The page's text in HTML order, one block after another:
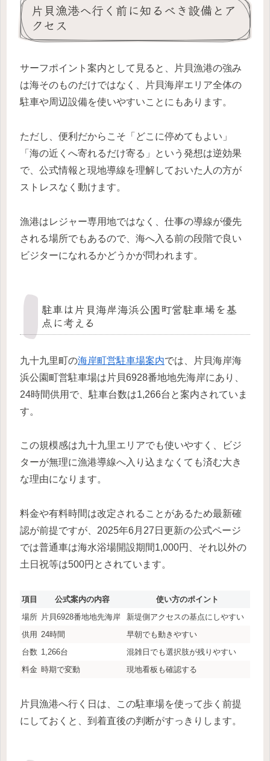
片貝漁港へ行く前に知るべき設備とア
クセス
サーフポイント案内として見ると、片貝漁港の強み
は海そのものだけではなく、片貝海岸エリア全体の
駐車や周辺設備を使いやすいことにもあります。
ただし、便利だからこそ「どこに停めてもよい」
「海の近くへ寄れるだけ寄る」という発想は逆効果
で、公式情報と現地導線を理解しておいた人の方が
ストレスなく動けます。
漁港はレジャー専用地ではなく、仕事の導線が優先
される場所でもあるので、海へ入る前の段階で良い
ビジターになれるかどうかが問われます。
駐車は片貝海岸海浜公園町営駐車場を基
点に考える
九十九里町の海岸町営駐車場案内では、片貝海岸海
浜公園町営駐車場は片貝6928番地地先海岸にあり、
24時間供用で、駐車台数は1,266台と案内されていま
す。
この規模感は九十九里エリアでも使いやすく、ビジ
ターが無理に漁港導線へ入り込まなくても済む大き
な理由になります。
料金や有料時間は改定されることがあるため最新確
認が前提ですが、2025年6月27日更新の公式ページ
では普通車は海水浴場開設期間1,000円、それ以外の
土日祝等は500円とされています。
項目 公式案内の内容
使い方のポイント
場所 片貝6928番地地先海岸
新堤側アクセスの基点にしやすい
供用 24時間
早朝でも動きやすい
台数 1,266台
混雑日でも選択肢が残りやすい
料金 時期で変動 現地看板も確認する
片貝漁港へ行く日は、この駐車場を使って歩く前提
にしておくと、到着直後の判断がすっきりします。